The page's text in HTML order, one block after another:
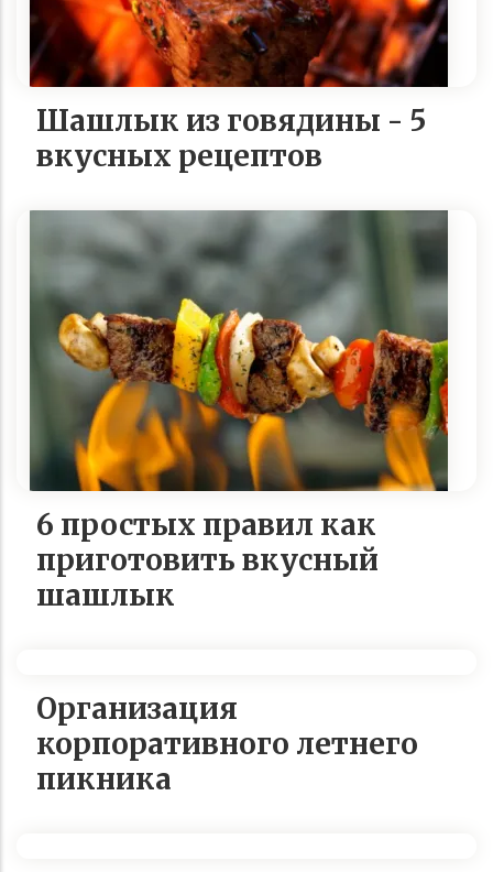
Шашлык из говядины - 5
вкусных рецептов
6 простых правил как
приготовить вкусный
шашлык
Организация
корпоративного летнего
пикника